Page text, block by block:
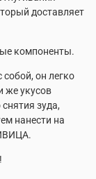
доставляет
компоненты.
он легко
же укусов
зуда,
нанести на